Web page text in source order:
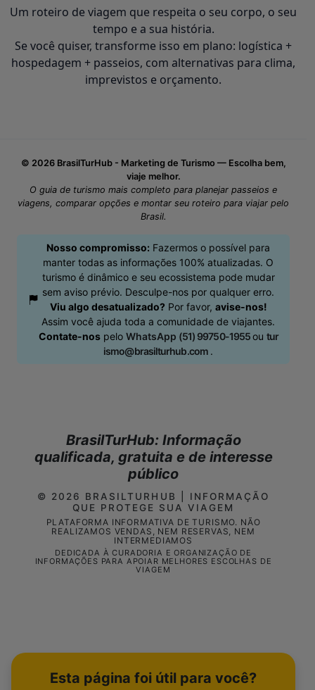
Um roteiro de viagem que respeita o seu corpo, o seu
tempo e a sua história.
Se você quiser, transforme isso em plano: logística +
hospedagem + passeios, com alternativas para clima,
imprevistos e orçamento.
© 2026 BrasilTurHub - Marketing de Turismo — Escolha bem,
viaje melhor.
O guia de turismo mais completo para planejar passeios e
viagens, comparar opções e montar seu roteiro para viajar pelo
Brasil.
Nosso compromisso: Fazermos o possível para
manter todas as informações 100% atualizadas. O
turismo é dinâmico e seu ecossistema pode mudar
sem aviso prévio. Desculpe-nos por qualquer erro.
Viu algo desatualizado? Por favor, avise-nos!
Assim você ajuda toda a comunidade de viajantes.
Contate-nospelo WhatsApp ( 5 1 ) 9 9 7 5 0 - 1 9 5 5ou t u r
i s m o @ b r a s i l t u r h u b . c o m.
BrasilTurHub: Informação
qualificada, gratuita e de interesse
público
© 2026 BRASILTURHUB | INFORMAÇÃO
QUE PROTEGE SUA VIAGEM
PLATAFORMA INFORMATIVA DE TURISMO. NÃO
REALIZAMOS VENDAS, NEM RESERVAS, NEM
INTERMEDIAMOS
DEDICADA À CURADORIA E ORGANIZAÇÃO DE
INFORMAÇÕES PARA APOIAR MELHORES ESCOLHAS DE
VIAGEM
Esta página foi útil para você?